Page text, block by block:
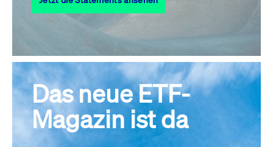
31
Alle Events
Das neue ETF-
Magazin ist da